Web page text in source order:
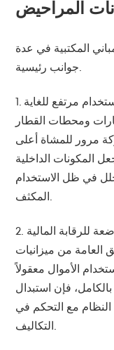
المراحيض
المكتبية في عدة
جوانب رئيسية.
مرتفع للغاية
ومحطات القطار
مرور للمشاة أعلى
المكونات الداخلية
في ظل الاستخدام
المكثف.
للرقابة المالية
العامة من ميزانيات
الأموال معقولاً
فإن استبدال
مع التحكم في
التكاليف.